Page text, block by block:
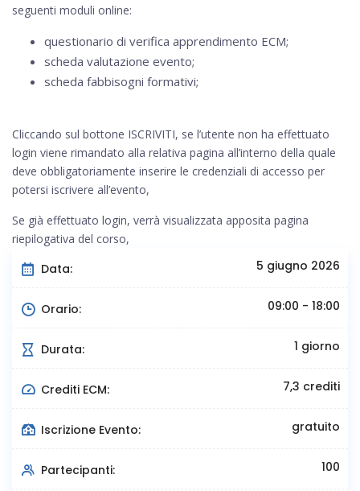
seguenti moduli online:
questionario di verifica apprendimento ECM;
scheda valutazione evento;
scheda fabbisogni formativi;
Cliccando sul bottone ISCRIVITI, se l’utente non ha effettuato
login viene rimandato alla relativa pagina all’interno della quale
deve obbligatoriamente inserire le credenziali di accesso per
potersi iscrivere all’evento,
Se già effettuato login, verrà visualizzata apposita pagina
riepilogativa del corso,
Data: 5 giugno 2026
Orario: 09:00 - 18:00
Durata: 1 giorno
Crediti ECM: 7,3 crediti
Iscrizione Evento: gratuito
Partecipanti: 100